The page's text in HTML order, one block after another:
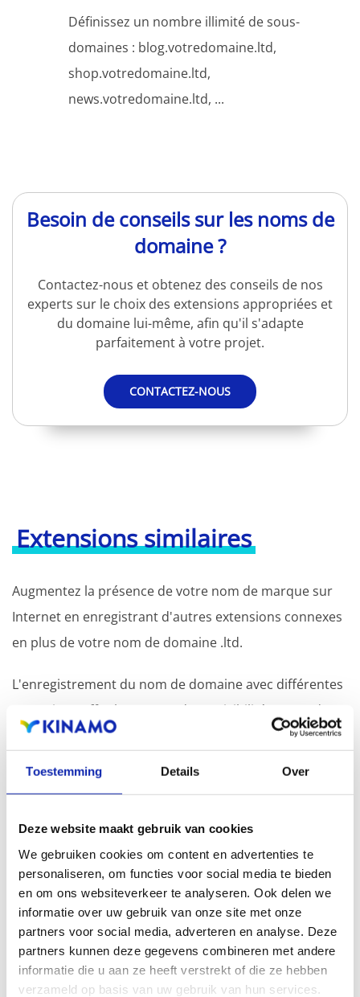
Toestemming Details Over
Deze website maakt gebruik van cookies
We gebruiken cookies om content en advertenties te
personaliseren, om functies voor social media te bieden
en om ons websiteverkeer te analyseren. Ook delen we
informatie over uw gebruik van onze site met onze
partners voor social media, adverteren en analyse. Deze
partners kunnen deze gegevens combineren met andere
informatie die u aan ze heeft verstrekt of die ze hebben
verzameld op basis van uw gebruik van hun services.
Définissez un nombre illimité de sous-
domaines : blog.votredomaine.ltd,
shop.votredomaine.ltd,
news.votredomaine.ltd, ...
Besoin de conseils sur les noms de
domaine ?
Contactez-nous et obtenez des conseils de nos
experts sur le choix des extensions appropriées et
du domaine lui-même, afin qu'il s'adapte
parfaitement à votre projet.
CONTACTEZ-NOUS
Extensions similaires
Augmentez la présence de votre nom de marque sur
Internet en enregistrant d'autres extensions connexes
en plus de votre nom de domaine .ltd.
L'enregistrement du nom de domaine avec différentes
extensions offre l'avantage d'une visibilité accrue dans
les moteurs de recherche, d'une présence
Enregistrez votre nom de domaine